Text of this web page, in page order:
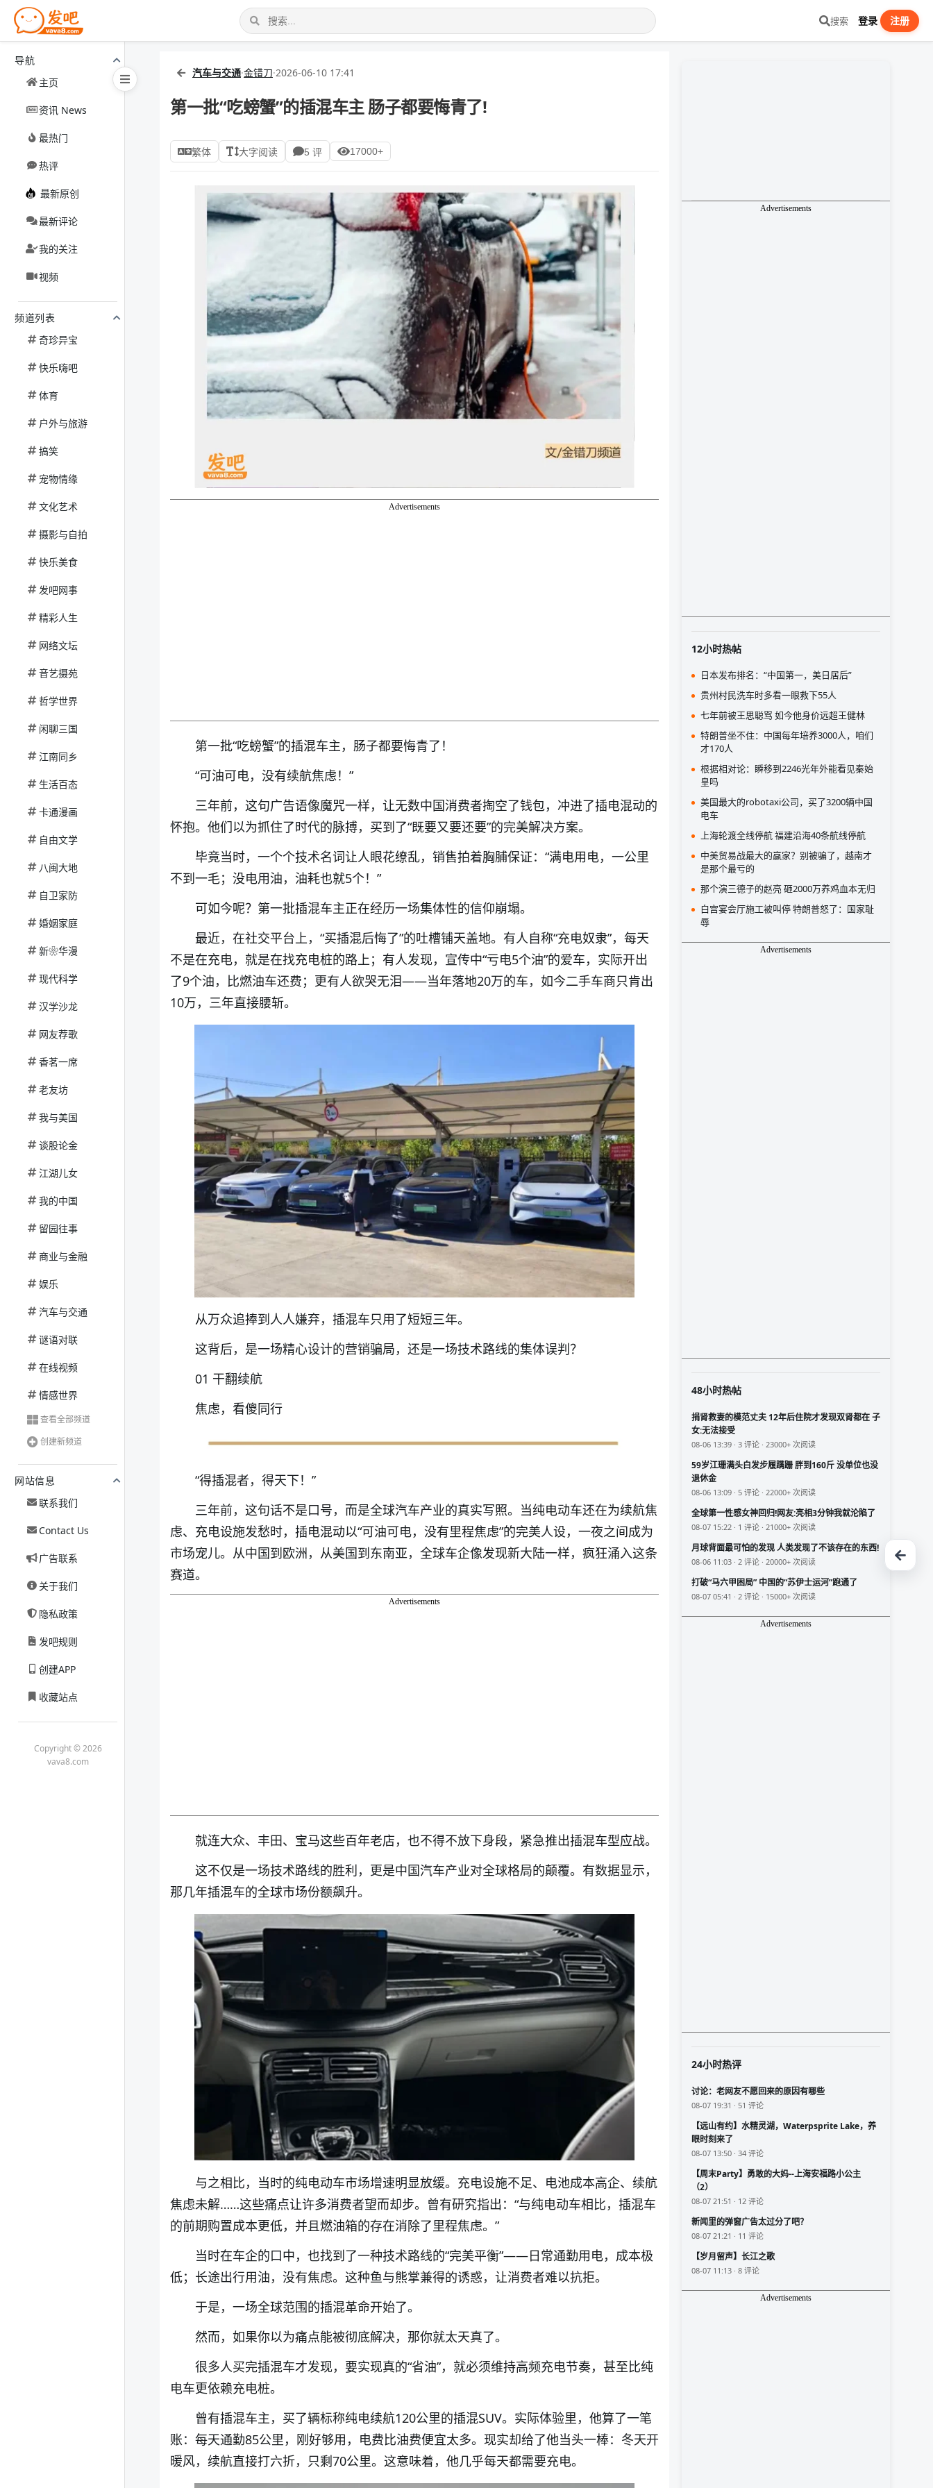
搜索 登录 注册
导航
主页
资讯 News
最热门
热评
最新原创
最新评论
我的关注
视频
频道列表
奇珍异宝
快乐嗨吧
体育
户外与旅游
搞笑
宠物情缘
文化艺术
摄影与自拍
快乐美食
发吧网事
精彩人生
网络文坛
音艺摄苑
哲学世界
闲聊三国
江南同乡
生活百态
卡通漫画
自由文学
八闽大地
自卫家防
婚姻家庭
新❀华漫
现代科学
汉学沙龙
网友荐歌
香茗一席
老友坊
我与美国
谈股论金
江湖儿女
我的中国
留园往事
商业与金融
娱乐
汽车与交通
谜语对联
在线视频
情感世界
查看全部频道
创建新频道
网站信息
联系我们
Contact Us
广告联系
关于我们
隐私政策
发吧规则
创建APP
收藏站点
Copyright © 2026
vava8.com
汽车与交通·金错刀·2026-06-10 17:41
第一批“吃螃蟹”的插混车主 肠子都要悔青了!
繁体 大字阅读 5 评 17000+
Advertisements
第一批“吃螃蟹”的插混车主，肠子都要悔青了！
“可油可电，没有续航焦虑！”
三年前，这句广告语像魔咒一样，让无数中国消费者掏空了钱包，冲进了插电混动的
怀抱。他们以为抓住了时代的脉搏，买到了“既要又要还要”的完美解决方案。
毕竟当时，一个个技术名词让人眼花缭乱，销售拍着胸脯保证：“满电用电，一公里
不到一毛；没电用油，油耗也就5个！”
可如今呢？第一批插混车主正在经历一场集体性的信仰崩塌。
最近，在社交平台上，“买插混后悔了”的吐槽铺天盖地。有人自称“充电奴隶”，每天
不是在充电，就是在找充电桩的路上；有人发现，宣传中“亏电5个油”的爱车，实际开出
了9个油，比燃油车还费；更有人欲哭无泪——当年落地20万的车，如今二手车商只肯出
10万，三年直接腰斩。
从万众追捧到人人嫌弃，插混车只用了短短三年。
这背后，是一场精心设计的营销骗局，还是一场技术路线的集体误判？
01 干翻续航
焦虑，看傻同行
“得插混者，得天下！”
三年前，这句话不是口号，而是全球汽车产业的真实写照。当纯电动车还在为续航焦
虑、充电设施发愁时，插电混动以“可油可电，没有里程焦虑”的完美人设，一夜之间成为
市场宠儿。从中国到欧洲，从美国到东南亚，全球车企像发现新大陆一样，疯狂涌入这条
赛道。
Advertisements
就连大众、丰田、宝马这些百年老店，也不得不放下身段，紧急推出插混车型应战。
这不仅是一场技术路线的胜利，更是中国汽车产业对全球格局的颠覆。有数据显示，
那几年插混车的全球市场份额飙升。
与之相比，当时的纯电动车市场增速明显放缓。充电设施不足、电池成本高企、续航
焦虑未解……这些痛点让许多消费者望而却步。曾有研究指出：“与纯电动车相比，插混车
的前期购置成本更低，并且燃油箱的存在消除了里程焦虑。”
当时在车企的口中，也找到了一种技术路线的“完美平衡”——日常通勤用电，成本极
低；长途出行用油，没有焦虑。这种鱼与熊掌兼得的诱惑，让消费者难以抗拒。
于是，一场全球范围的插混革命开始了。
然而，如果你以为痛点能被彻底解决，那你就太天真了。
很多人买完插混车才发现，要实现真的“省油”，就必须维持高频充电节奏，甚至比纯
电车更依赖充电桩。
曾有插混车主，买了辆标称纯电续航120公里的插混SUV。实际体验里，他算了一笔
账：每天通勤85公里，刚好够用，电费比油费便宜太多。现实却给了他当头一棒：冬天开
暖风，续航直接打六折，只剩70公里。这意味着，他几乎每天都需要充电。
Advertisements
12小时热帖
日本发布排名：“中国第一，美日居后”
贵州村民洗车时多看一眼救下55人
七年前被王思聪骂 如今他身价远超王健林
特朗普坐不住：中国每年培养3000人，咱们
才170人
根据相对论：瞬移到2246光年外能看见秦始
皇吗
美国最大的robotaxi公司，买了3200辆中国
电车
上海轮渡全线停航 福建沿海40条航线停航
中美贸易战最大的赢家？别被骗了，越南才
是那个最亏的
那个演三德子的赵亮 砸2000万养鸡血本无归
白宫宴会厅施工被叫停 特朗普怒了：国家耻
辱
Advertisements
48小时热帖
捐肾救妻的模范丈夫 12年后住院才发现双肾都在 子
女:无法接受
08-06 13:39 · 3 评论 · 23000+ 次阅读
59岁江珊满头白发步履蹒跚 胖到160斤 没单位也没
退休金
08-06 13:09 · 5 评论 · 22000+ 次阅读
全球第一性感女神回归!网友:亮相3分钟我就沦陷了
08-07 15:22 · 1 评论 · 21000+ 次阅读
月球背面最可怕的发现 人类发现了不该存在的东西!
08-06 11:03 · 2 评论 · 20000+ 次阅读
打破“马六甲困局” 中国的“苏伊士运河”跑通了
08-07 05:41 · 2 评论 · 15000+ 次阅读
Advertisements
24小时热评
讨论：老网友不愿回来的原因有哪些
08-07 19:31 · 51 评论
【远山有约】水精灵湖，Waterpsprite Lake，养
眼时刻来了
08-07 13:50 · 34 评论
【周末Party】勇敢的大妈--上海安福路小公主
（2）
08-07 21:51 · 12 评论
新闻里的弹窗广告太过分了吧？
08-07 21:21 · 11 评论
【岁月留声】长江之歌
08-07 11:13 · 8 评论
Advertisements